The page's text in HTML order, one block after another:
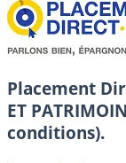
Placement
ET
conditions).